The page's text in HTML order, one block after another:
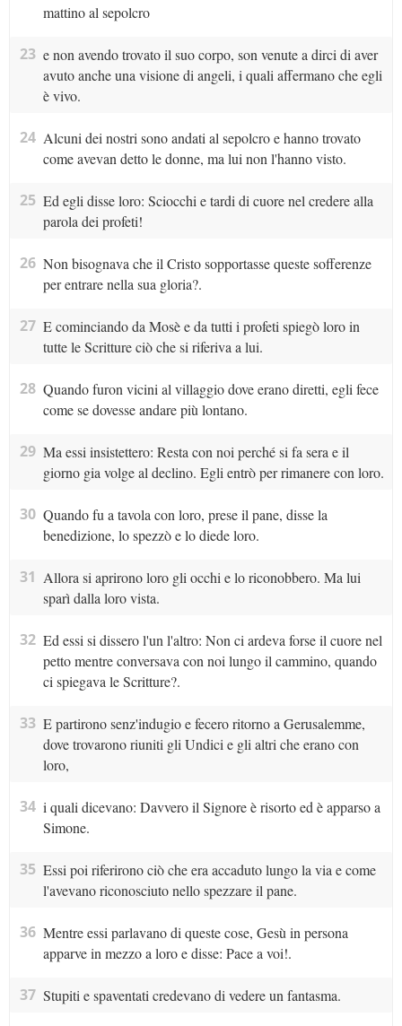
mattino al sepolcro
23 e non avendo trovato il suo corpo, son venute a dirci di aver
avuto anche una visione di angeli, i quali affermano che egli
è vivo.
24 Alcuni dei nostri sono andati al sepolcro e hanno trovato
come avevan detto le donne, ma lui non l'hanno visto.
25 Ed egli disse loro: Sciocchi e tardi di cuore nel credere alla
parola dei profeti!
26 Non bisognava che il Cristo sopportasse queste sofferenze
per entrare nella sua gloria?.
27 E cominciando da Mosè e da tutti i profeti spiegò loro in
tutte le Scritture ciò che si riferiva a lui.
28 Quando furon vicini al villaggio dove erano diretti, egli fece
come se dovesse andare più lontano.
29 Ma essi insistettero: Resta con noi perché si fa sera e il
giorno gia volge al declino. Egli entrò per rimanere con loro.
30 Quando fu a tavola con loro, prese il pane, disse la
benedizione, lo spezzò e lo diede loro.
31 Allora si aprirono loro gli occhi e lo riconobbero. Ma lui
sparì dalla loro vista.
32 Ed essi si dissero l'un l'altro: Non ci ardeva forse il cuore nel
petto mentre conversava con noi lungo il cammino, quando
ci spiegava le Scritture?.
33 E partirono senz'indugio e fecero ritorno a Gerusalemme,
dove trovarono riuniti gli Undici e gli altri che erano con
loro,
34 i quali dicevano: Davvero il Signore è risorto ed è apparso a
Simone.
35 Essi poi riferirono ciò che era accaduto lungo la via e come
l'avevano riconosciuto nello spezzare il pane.
36 Mentre essi parlavano di queste cose, Gesù in persona
apparve in mezzo a loro e disse: Pace a voi!.
37 Stupiti e spaventati credevano di vedere un fantasma.